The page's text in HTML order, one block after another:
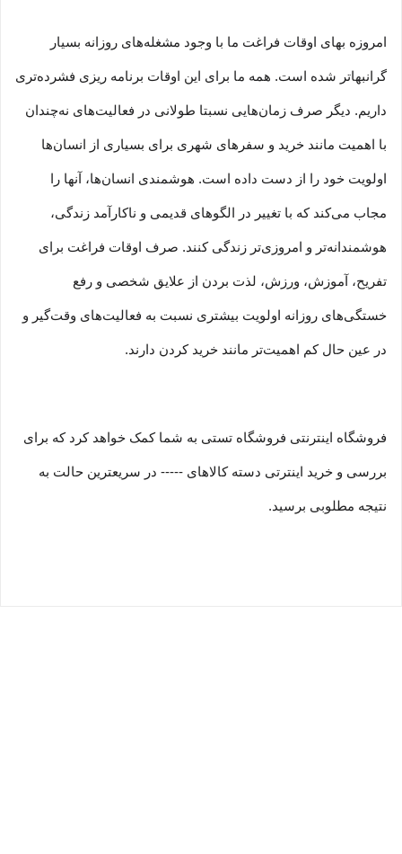
امروزه بهای اوقات فراغت ما با وجود مشغله‏‌های روزانه بسیار
گرانبها‌تر شده است. همه ما برای این اوقات برنامه ریزی فشرده‏‌تری
داریم. دیگر صرف زمان‌هایی نسبتا طولانی در فعالیت‏‌های نه‌چندان
با اهمیت مانند خرید و سفرهای شهری برای بسیاری از انسان‌ها
اولویت خود را از دست داده است. هوشمندی انسان‌ها، آنها را
مجاب می‏‌کند که با تغییر در الگوهای قدیمی و نا‏کارآمد زندگی،
هوشمندانه‏‌تر و امروزی‏‌تر زندگی کنند. صرف اوقات فراغت برای
تفریح، آموزش، ورزش، لذت بردن از علایق شخصی و رفع
خستگی‏‏‌های روزانه اولویت بیشتری نسبت به فعالیت‌‏‏‏های وقت‌گیر و
در عین حال کم اهمیت‏‏‏‌تر مانند خرید کردن دارند.
فروشگاه اینترنتی فروشگاه تستی به شما کمک خواهد کرد که برای
بررسی و خرید اینترتی دسته کالاهای ----- در سریعترین حالت به
نتیجه مطلوبی برسید.